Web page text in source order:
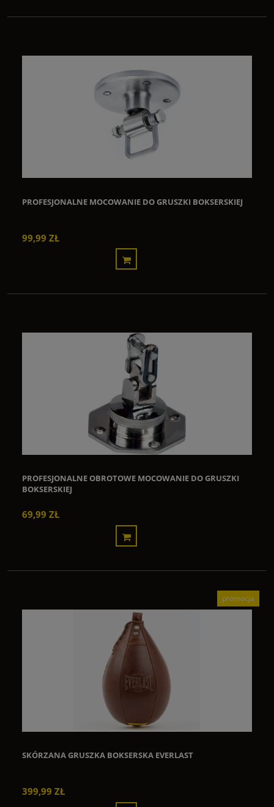
PROFESJONALNE MOCOWANIE DO GRUSZKI BOKSERSKIEJ
99,99 ZŁ
PROFESJONALNE OBROTOWE MOCOWANIE DO GRUSZKI
BOKSERSKIEJ
69,99 ZŁ
SKÓRZANA GRUSZKA BOKSERSKA EVERLAST
399,99 ZŁ
promocja